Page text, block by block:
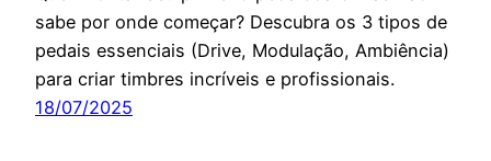
sabe por onde começar? Descubra os 3 tipos de
pedais essenciais (Drive, Modulação, Ambiência)
para criar timbres incríveis e profissionais.
18/07/2025